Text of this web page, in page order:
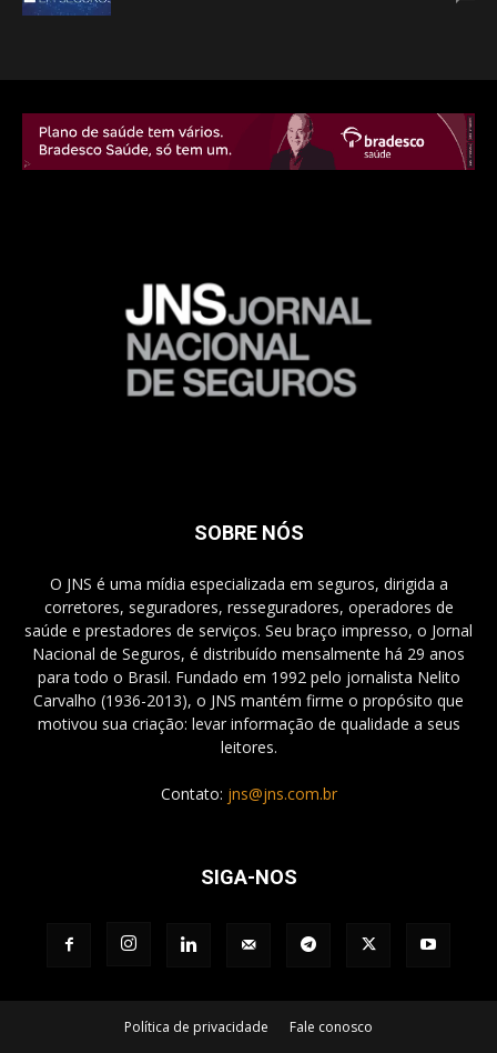
SOBRE NÓS
O JNS é uma mídia especializada em seguros, dirigida a
corretores, seguradores, resseguradores, operadores de
saúde e prestadores de serviços. Seu braço impresso, o Jornal
Nacional de Seguros, é distribuído mensalmente há 29 anos
para todo o Brasil. Fundado em 1992 pelo jornalista Nelito
Carvalho (1936-2013), o JNS mantém firme o propósito que
motivou sua criação: levar informação de qualidade a seus
leitores.
Contato: jns@jns.com.br
SIGA-NOS
Política de privacidade Fale conosco